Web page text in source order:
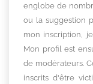
englobe de
ou la suggestion
mon inscription,
Mon profil est
de modérateurs.
inscrits d'être